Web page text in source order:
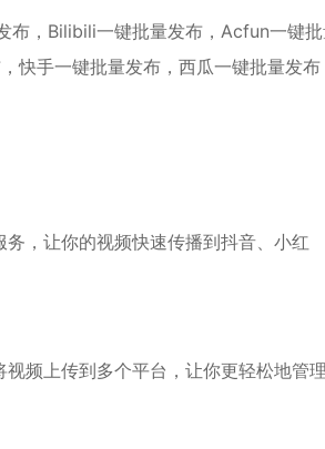
布，Bilibili一键批量发布，Acfun一键
快手一键批量发布，西瓜一键批量发布
，让你的视频快速传播到抖音、小红
频上传到多个平台，让你更轻松地管